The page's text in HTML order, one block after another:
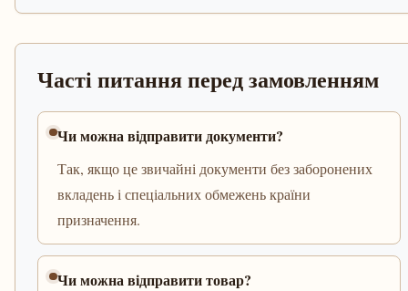
Часті питання перед замовленням
Чи можна відправити документи?
Так, якщо це звичайні документи без заборонених
вкладень і спеціальних обмежень країни
призначення.
Чи можна відправити товар?